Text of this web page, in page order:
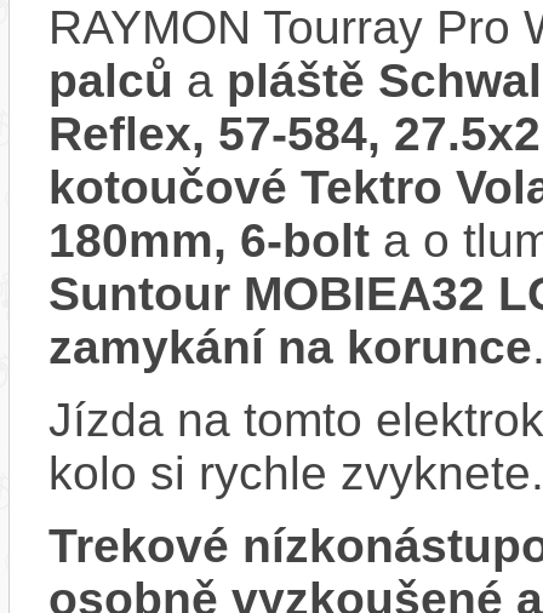
RAYMON Tourray
palců a pláště
Reflex, 57-584,
kotoučové Tektro
180mm, 6-bolt a o
Suntour MOBIEA32
zamykání na korunce
Jízda na tomto
kolo si rychle zvyknete.
Trekové
osobně vyzkoušené